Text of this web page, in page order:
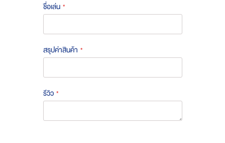
ชื่อเล่น
สรุปค่าสินค้า
รีวิว